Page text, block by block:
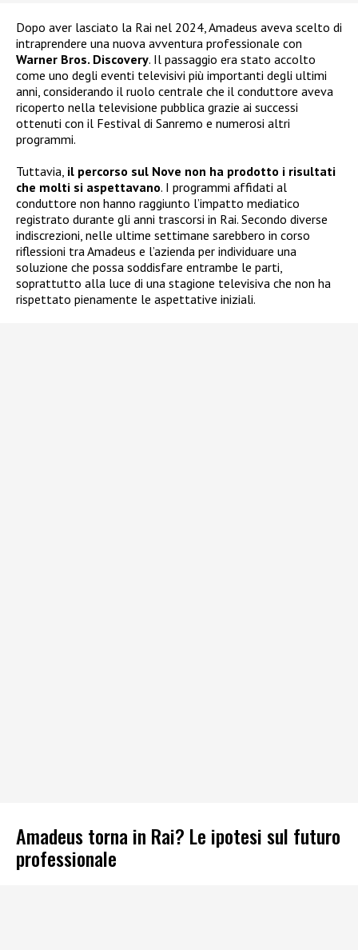
Dopo aver lasciato la Rai nel 2024, Amadeus aveva scelto di
intraprendere una nuova avventura professionale con
Warner Bros. Discovery. Il passaggio era stato accolto
come uno degli eventi televisivi più importanti degli ultimi
anni, considerando il ruolo centrale che il conduttore aveva
ricoperto nella televisione pubblica grazie ai successi
ottenuti con il Festival di Sanremo e numerosi altri
programmi.
Tuttavia, il percorso sul Nove non ha prodotto i risultati
che molti si aspettavano. I programmi affidati al
conduttore non hanno raggiunto l’impatto mediatico
registrato durante gli anni trascorsi in Rai. Secondo diverse
indiscrezioni, nelle ultime settimane sarebbero in corso
riflessioni tra Amadeus e l’azienda per individuare una
soluzione che possa soddisfare entrambe le parti,
soprattutto alla luce di una stagione televisiva che non ha
rispettato pienamente le aspettative iniziali.
Amadeus torna in Rai? Le ipotesi sul futuro
professionale